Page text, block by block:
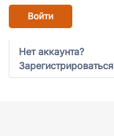
Войти
Нет аккаунта?
Зарегистрироваться